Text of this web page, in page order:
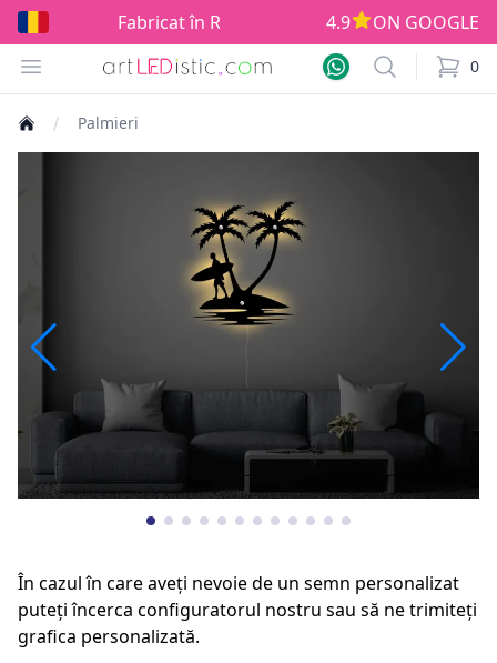
Fabricat în România! 4.9
ON GOOGLE
Open menu
Search 0
items
Palmieri
În cazul în care aveți nevoie de un semn personalizat
puteți încerca configuratorul nostru sau să ne trimiteți
grafica personalizată.